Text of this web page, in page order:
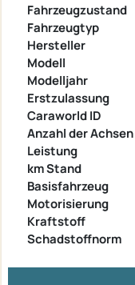
Fahrzeugzustand
Fahrzeugtyp
Hersteller
Modell
Modelljahr
Erstzulassung
Caraworld ID
Anzahl der Achsen
Leistung
km Stand
Basisfahrzeug
Motorisierung
Kraftstoff
Schadstoffnorm